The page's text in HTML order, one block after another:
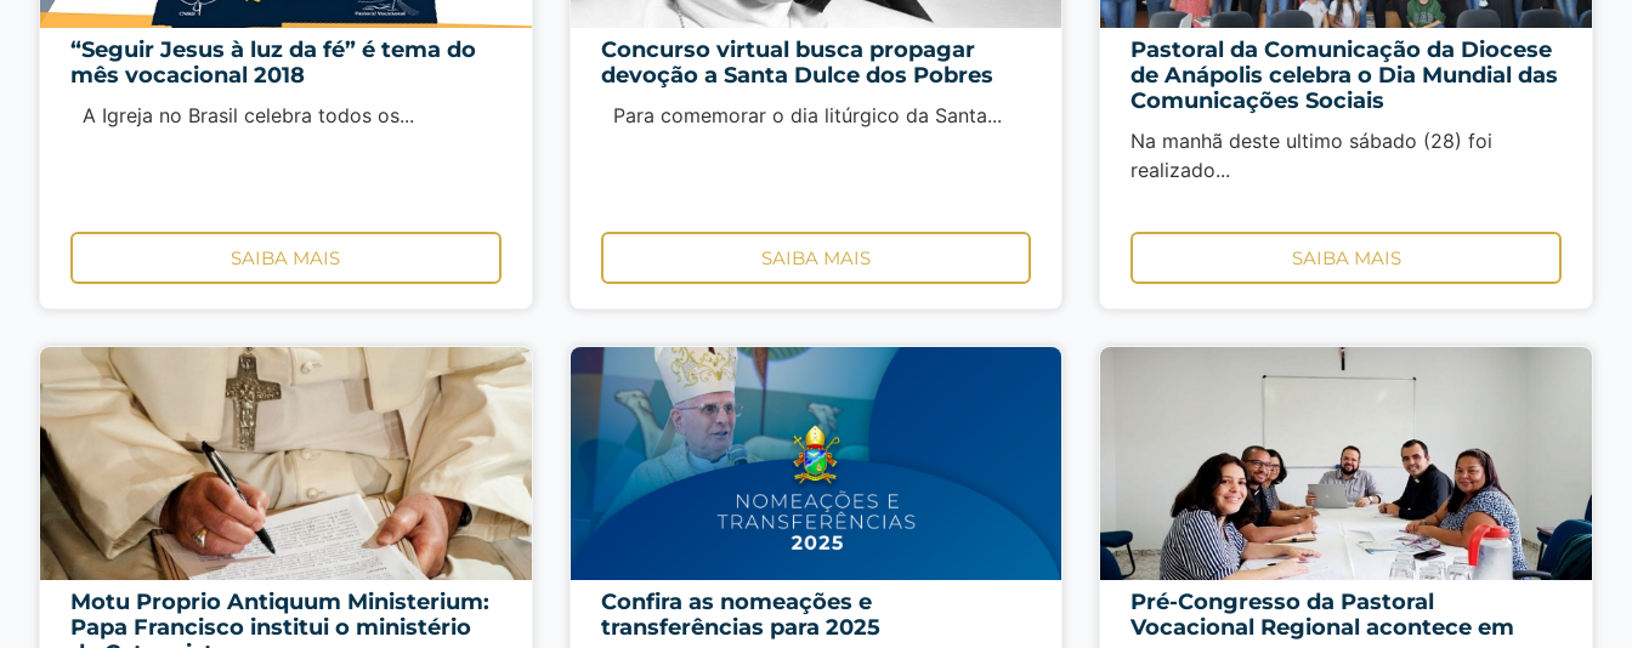
“Seguir Jesus à luz da fé” é tema do
mês vocacional 2018
A Igreja no Brasil celebra todos os...
SAIBA MAIS
Concurso virtual busca propagar
devoção a Santa Dulce dos Pobres
Para comemorar o dia litúrgico da Santa...
SAIBA MAIS
Pastoral da Comunicação da Diocese
de Anápolis celebra o Dia Mundial das
Comunicações Sociais
Na manhã deste ultimo sábado (28) foi
realizado...
SAIBA MAIS
Motu Proprio Antiquum Ministerium:
Papa Francisco institui o ministério
Confira as nomeações e
transferências para 2025
Pré-Congresso da Pastoral
Vocacional Regional acontece em